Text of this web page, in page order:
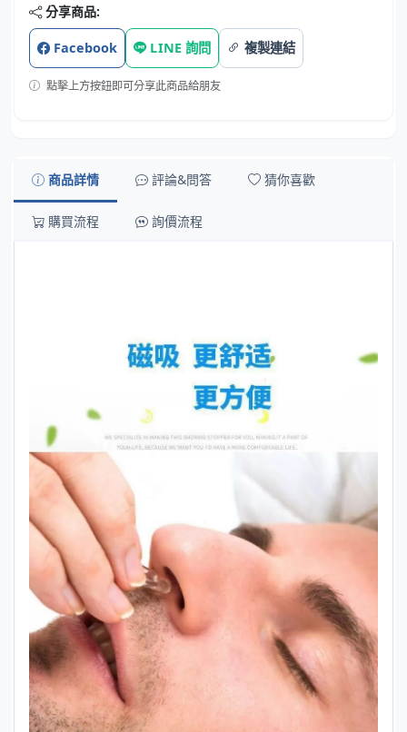
分享商品:
Facebook LINE 詢問 複製連結
點擊上方按鈕即可分享此商品給朋友
商品詳情 評論&問答 猜你喜歡
購買流程 詢價流程